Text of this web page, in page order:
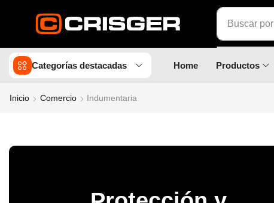
Buscar por
Categorías destacadas Home Productos
Inicio Comercio Indumentaria